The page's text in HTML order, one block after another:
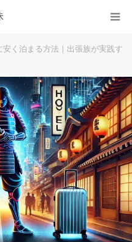
安く泊まる方法｜出張族が実践す